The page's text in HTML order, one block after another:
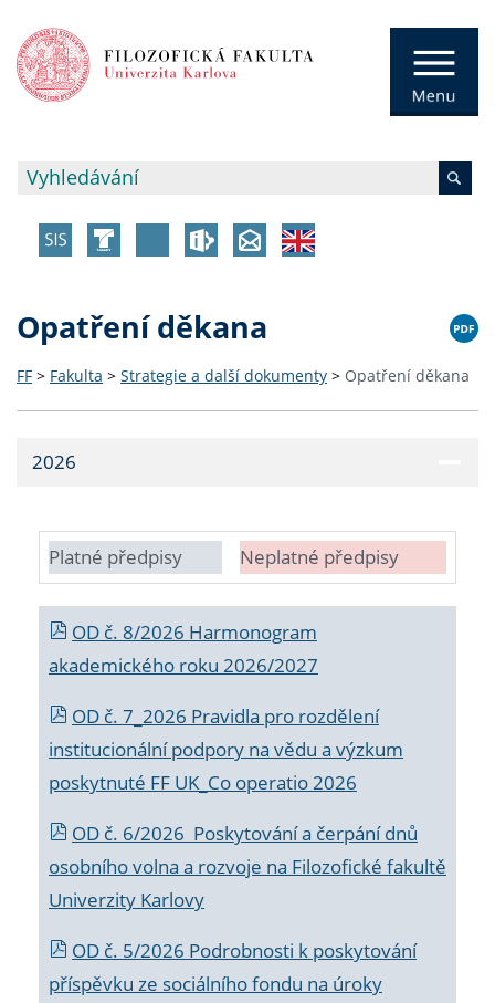
Opatření děkana
FF > Fakulta > Strategie a další dokumenty > Opatření děkana
2026
Platné předpisy Neplatné předpisy
OD č. 8/2026 Harmonogram
akademického roku 2026/2027
OD č. 7_2026 Pravidla pro rozdělení
institucionální podpory na vědu a výzkum
poskytnuté FF UK_Co operatio 2026
OD č. 6/2026 Poskytování a čerpání dnů
osobního volna a rozvoje na Filozofické fakultě
Univerzity Karlovy
OD č. 5/2026 Podrobnosti k poskytování
příspěvku ze sociálního fondu na úroky